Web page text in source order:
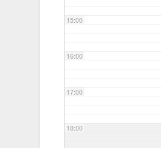
15:00
16:00
17:00
18:00